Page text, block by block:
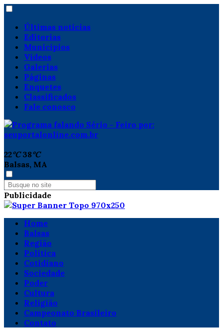
Últimas notícias
Editorias
Municípios
Vídeos
Galerias
Páginas
Enquetes
Classificados
Fale conosco
22°C 38°C
Balsas, MA
Publicidade
Home
Balsas
Região
Política
Cotidiano
Sociedade
Poder
Cultura
Religião
Campeonato Brasileiro
Contato